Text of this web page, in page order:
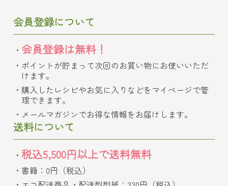
会員登録について
会員登録は無料！
ポイントが貯まって次回のお買い物にお使いいただ
けます。
購入したレシピやお気に入りなどをマイページで管
理できます。
メールマガジンでお得な情報をお届けします。
送料について
税込5,500円以上で送料無料
書籍：0円（税込）